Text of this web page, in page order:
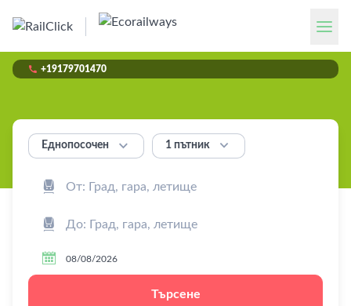
 +19179701470
Еднопосочен  1 пътник 



Търсене